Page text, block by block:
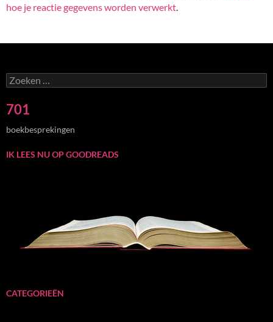
hoe je reactie gegevens worden verwerkt.
Zoeken
naar:
701
boekbesprekingen
IK LEES NU OP GOODREADS
CATEGORIEËN